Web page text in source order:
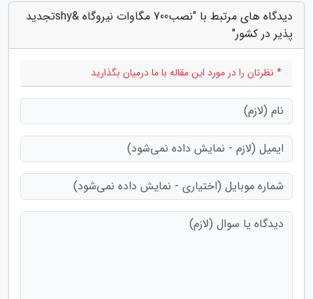
دیدگاه های مرتبط با "نصب700 مگاوات نیروگاه &shyتجدید
پذیر در کشور"
* نظرتان را در مورد این مقاله با ما درمیان بگذارید